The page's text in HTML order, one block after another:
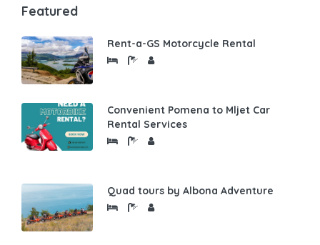
Featured
Rent-a-GS Motorcycle Rental
Convenient Pomena to Mljet Car
Rental Services
Quad tours by Albona Adventure